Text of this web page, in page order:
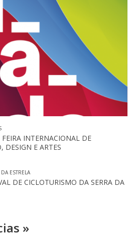
INTERNACIONAL DE
DESIGN E ARTES
ESTRELA
DE CICLOTURISMO DA SERRA DA
»